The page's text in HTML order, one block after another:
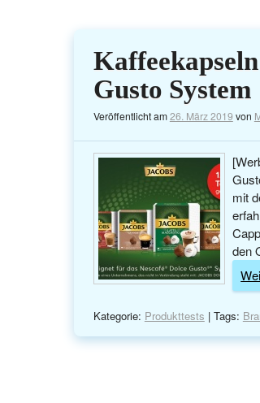
Gusto System
Veröffentlicht am26. März 2019 von
mit
den
Kategorie: Produkttests | Tags: